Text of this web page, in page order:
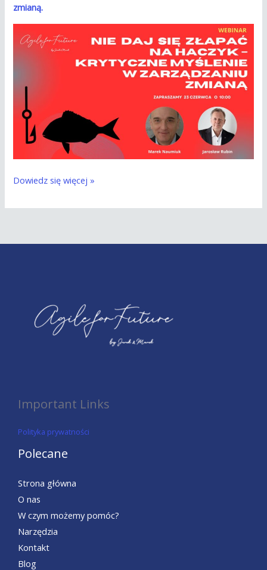
zmianą.
Dowiedz się więcej »
Important Links
Polityka prywatności
Polecane
Strona główna
O nas
W czym możemy pomóc?
Narzędzia
Kontakt
Blog